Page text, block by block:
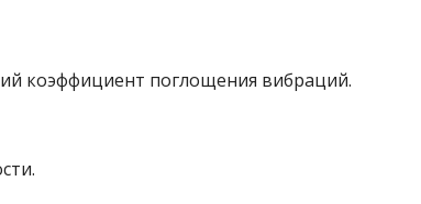
коэффициент поглощения вибраций.